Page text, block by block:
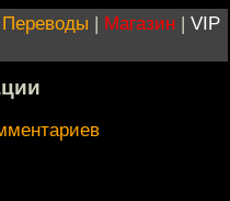
Переводы | Магазин | VIP